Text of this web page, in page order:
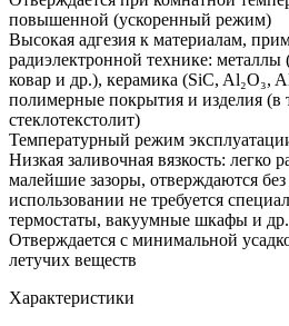
повышенной (ускоренный режим)
Высокая адгезия к материалам,
радиэлектронной технике:
ковар и др.), керамика (SiC, Al₂O₃,
полимерные покрытия и изделия (в
стеклотекстолит)
Температурный режим
Низкая заливочная вязкость: легко
малейшие зазоры, отверждаются
использовании не требуется
термостаты, вакуумные шкафы и др.
Отверждается с минимальной
летучих веществ
Характеристики